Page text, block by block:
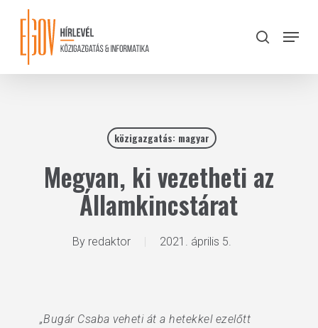
content
search
Menu
közigazgatás: magyar
Megvan, ki vezetheti az
Államkincstárat
By redaktor 2021. április 5.
„Bugár Csaba veheti át a hetekkel ezelőtt
Close